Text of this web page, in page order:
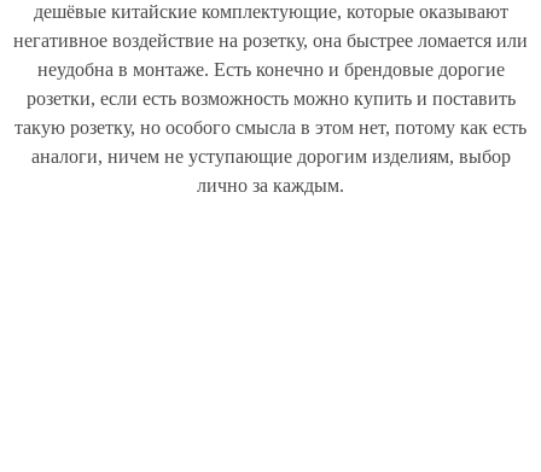
дешёвые китайские комплектующие, которые оказывают
негативное воздействие на розетку, она быстрее ломается или
неудобна в монтаже. Есть конечно и брендовые дорогие
розетки, если есть возможность можно купить и поставить
такую розетку, но особого смысла в этом нет, потому как есть
аналоги, ничем не уступающие дорогим изделиям, выбор
лично за каждым.